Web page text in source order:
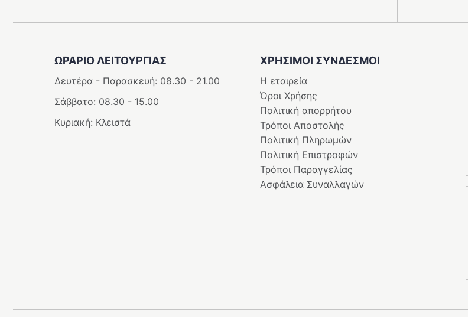
ΩΡΑΡΙΟ ΛΕΙΤΟΥΡΓΊΑΣ
Δευτέρα - Παρασκευή: 08.30 - 21.00
Σάββατο: 08.30 - 15.00
Κυριακή: Κλειστά
ΧΡΗΣΙΜΟΙ ΣΥΝΔΕΣΜΟΙ
Η εταιρεία
Όροι Χρήσης
Πολιτική απορρήτου
Τρόποι Αποστολής
Πολιτική Πληρωμών
Πολιτική Επιστροφών
Τρόποι Παραγγελίας
Ασφάλεια Συναλλαγών